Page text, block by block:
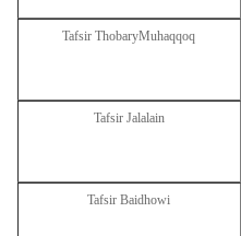
Tafsir ThobaryMuhaqqoq
Tafsir Jalalain
Tafsir Baidhowi